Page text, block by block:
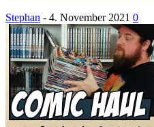
Stephan - 4. November 2021 0